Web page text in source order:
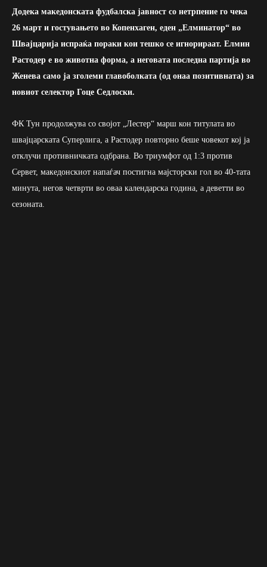
Додека македонската фудбалска јавност со нетрпение го чека
26 март и гостувањето во Копенхаген, еден „Елминатор“ во
Швајцарија испраќа пораки кои тешко се игнорираат. Елмин
Растодер е во животна форма, а неговата последна партија во
Женева само ја зголеми главоболката (од онаа позитивната) за
новиот селектор Гоце Седлоски.
ФК Тун продолжува со својот „Лестер“ марш кон титулата во
швајцарската Суперлига, а Растодер повторно беше човекот кој ја
отклучи противничката одбрана. Во триумфот од 1:3 против
Сервет, македонскиот напаѓач постигна мајсторски гол во 40-тата
минута, негов четврти во оваа календарска година, a деветти во
сезоната.